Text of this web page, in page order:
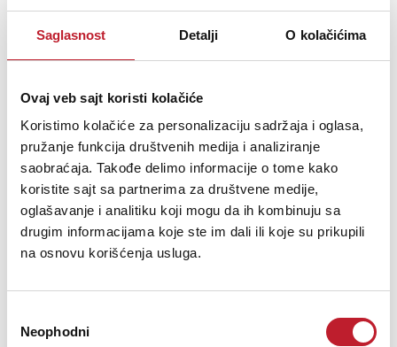
Saglasnost Detalji O kolačićima
Ovaj veb sajt koristi kolačiće
Koristimo kolačiće za personalizaciju sadržaja i oglasa,
pružanje funkcija društvenih medija i analiziranje
saobraćaja. Takođe delimo informacije o tome kako
koristite sajt sa partnerima za društvene medije,
oglašavanje i analitiku koji mogu da ih kombinuju sa
drugim informacijama koje ste im dali ili koje su prikupili
na osnovu korišćenja usluga.
сагласности
Neophodni
Antelope Zen Tour Synergy core - Zvučna kartica + GRATIS:
Edge NOT...
USB Zvučne kartice
203.880,00 RSD
designed to bring studio-quality sound to your home, studio, or on-
the-road productions. Use it to record vocals and instruments or